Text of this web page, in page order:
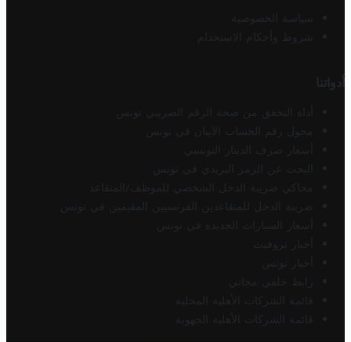
سياسة الخصوصية
شروط وأحكام الاستخدام
أدواتنا
أداة التحقق من صحة الرقم الضريبي تونس
محول رقم الحساب الآيبان في تونس
أسعار صرف الدينار التونسي
البحث عن الرمز البريدي في تونس
محاكي ضريبة الدخل الشخصي للموظف/المتقاعد
ضريبة الدخل للمتقاعدين الفرنسيين المقيمين في تونس
أسعار السيارات الجديدة في تونس
أخبار تروفيت
أخبار تونس
رابط خلفي مجاني
قائمة الشركات الأهلية المحلية
قائمة الشركات الأهلية الجهوية